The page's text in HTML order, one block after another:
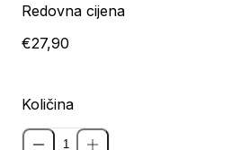
Redovna cijena
€27,90
Količina